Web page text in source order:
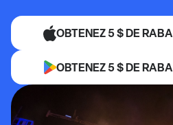
OBTENEZ 5 $ DE
OBTENEZ 5 $ DE